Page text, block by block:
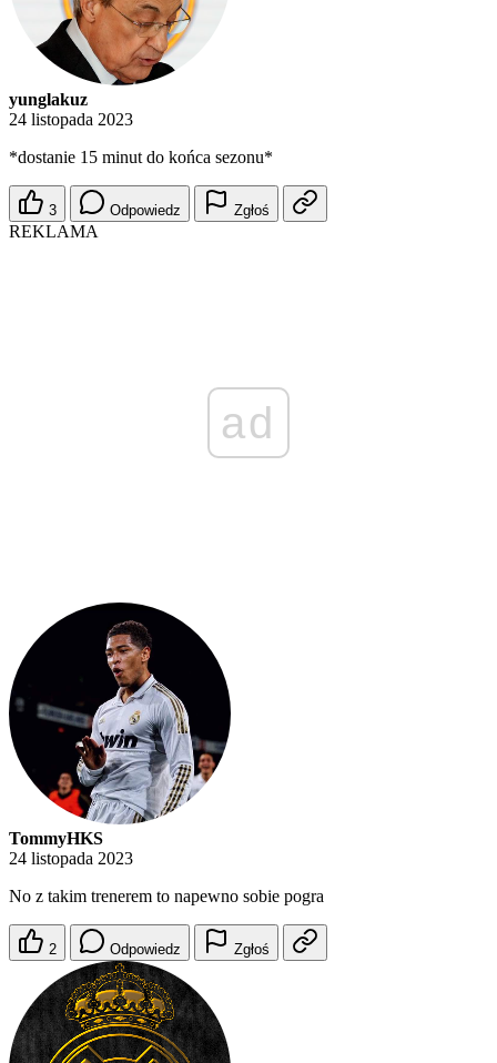
yunglakuz
24 listopada 2023
*dostanie 15 minut do końca sezonu*
3 Odpowiedz Zgłoś
REKLAMA
ad
TommyHKS
24 listopada 2023
No z takim trenerem to napewno sobie pogra
2 Odpowiedz Zgłoś